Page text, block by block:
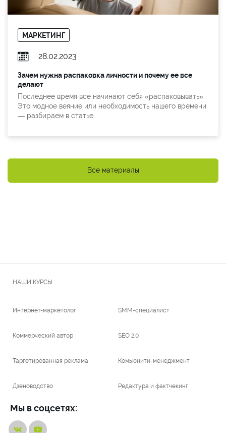
МАРКЕТИНГ
28.02.2023
Зачем нужна распаковка личности и почему ее все
делают
Последнее время все начинают себя «распаковывать».
Это модное веяние или необходимость нашего времени
— разбираем в статье.
Все материалы
НАШИ КУРСЫ
Интернет-маркетолог SMM-специалист
Коммерческий автор SEO 2.0
Таргетированная реклама Комьюнити-менеджмент
Дзеноводство Редактура и фактчекинг
Мы в соцсетях: